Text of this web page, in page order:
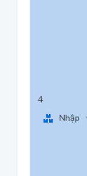
4
Nhập